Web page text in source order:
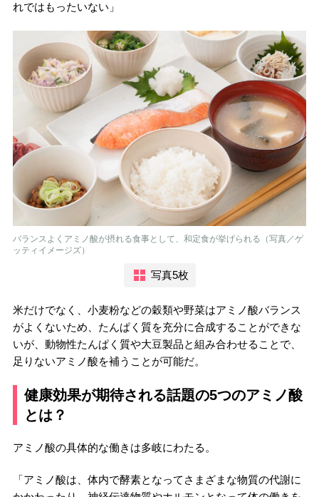
れではもったいない」
バランスよくアミノ酸が摂れる食事として、和定食が挙げられる（写真／ゲ
ッティイメージズ）
写真5枚
米だけでなく、小麦粉などの穀類や野菜はアミノ酸バランス
がよくないため、たんぱく質を充分に合成することができな
いが、動物性たんぱく質や大豆製品と組み合わせることで、
足りないアミノ酸を補うことが可能だ。
健康効果が期待される話題の5つのアミノ酸
とは？
アミノ酸の具体的な働きは多岐にわたる。
「アミノ酸は、体内で酵素となってさまざまな物質の代謝に